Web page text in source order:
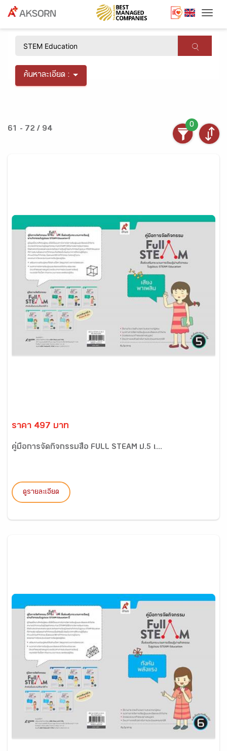
ค้นหาละเอียด :
61 - 72 / 94
0
ราคา 497 บาท
คู่มือการจัดกิจกรรมสื่อ FULL STEAM ป.5 เ...
ดูรายละเอียด